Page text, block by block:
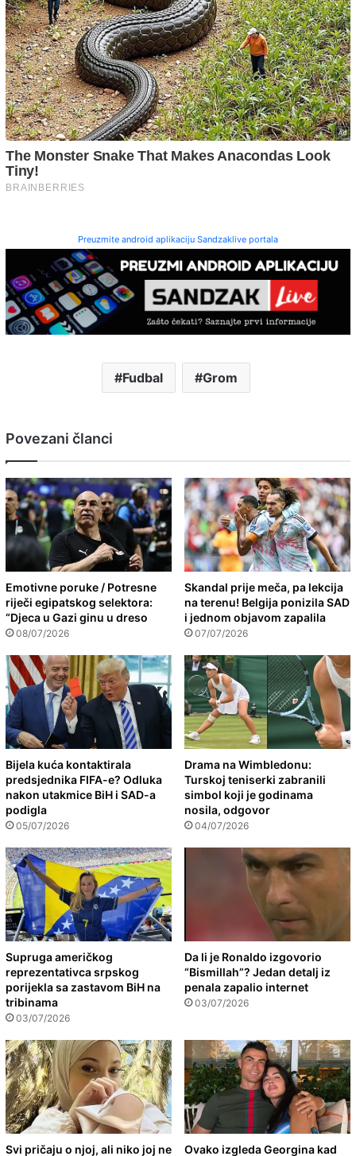
Preuzmite android aplikaciju Sandzaklive portala
Fudbal Grom
Povezani članci
Emotivne poruke / Potresne
riječi egipatskog selektora:
“Djeca u Gazi ginu u dreso
08/07/2026
Skandal prije meča, pa lekcija
na terenu! Belgija ponizila SAD
i jednom objavom zapalila
07/07/2026
Bijela kuća kontaktirala
predsjednika FIFA-e? Odluka
nakon utakmice BiH i SAD-a
podigla
05/07/2026
Drama na Wimbledonu:
Turskoj teniserki zabranili
simbol koji je godinama
nosila, odgovor
04/07/2026
Supruga američkog
reprezentativca srpskog
porijekla sa zastavom BiH na
tribinama
03/07/2026
Da li je Ronaldo izgovorio
“Bismillah”? Jedan detalj iz
penala zapalio internet
03/07/2026
Svi pričaju o njoj, ali niko joj ne
Ovako izgleda Georgina kad